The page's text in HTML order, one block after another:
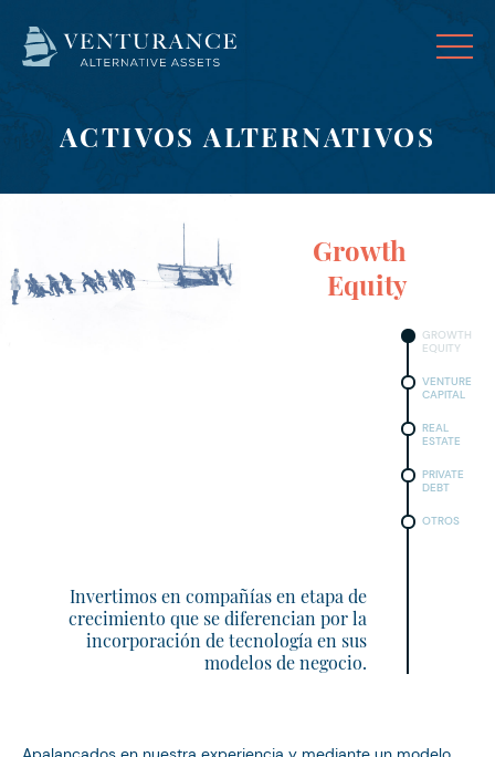
ACTIVOS ALTERNATIVOS
Growth
Equity
Invertimos en compañías en etapa de
crecimiento que se diferencian por la
incorporación de tecnología en sus
modelos de negocio.
GROWTH
EQUITY
VENTURE
CAPITAL
REAL
ESTATE
PRIVATE
DEBT
OTROS